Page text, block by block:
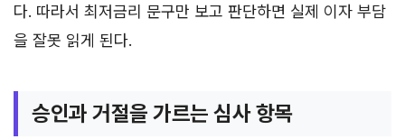
다. 따라서 최저금리 문구만 보고 판단하면 실제 이자 부담
을 잘못 읽게 된다.
승인과 거절을 가르는 심사 항목